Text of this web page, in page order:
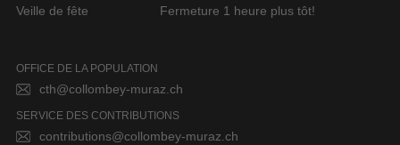
Veille de fête Fermeture 1 heure plus tôt!
OFFICE DE LA POPULATION
cth@collombey-muraz.ch
SERVICE DES CONTRIBUTIONS
contributions@collombey-muraz.ch